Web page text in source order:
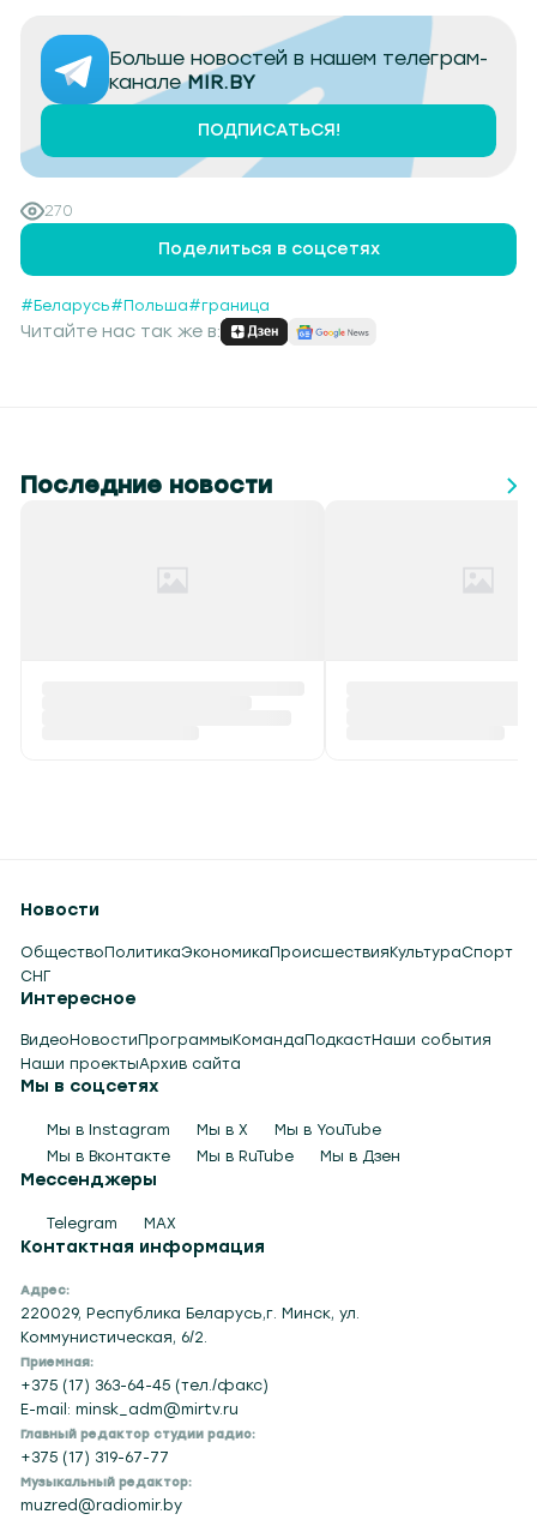
Больше новостей в нашем телеграм-
каналеMIR.BY
ПОДПИСАТЬСЯ!
270
Поделиться в соцсетях
#Беларусь#Польша#граница
Читайте нас так же в:
Последние новости
Контактная информация
Адрес:
220029, Республика Беларусь,г. Минск, ул.
Коммунистическая, 6/2.
Приемная:
+375 (17) 363-64-45 (тел./факс)
E-mail: minsk_adm@mirtv.ru
Главный редактор студии радио:
+375 (17) 319-67-77
Музыкальный редактор:
muzred@radiomir.by
Новости
ОбществоПолитикаЭкономикаПроисшествияКультураСпорт
СНГ
Интересное
ВидеоНовостиПрограммыКомандаПодкастНаши события
Наши проектыАрхив сайта
Мы в соцсетях
Мы в Instagram Мы в X
Мы в YouTube
Мы в Вконтакте
Мы в RuTube Мы в Дзен
Мессенджеры
Telegram MAX